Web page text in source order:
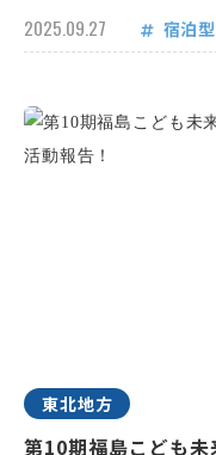
2025.09.27 宿泊型
東北地方
第10期福島こども